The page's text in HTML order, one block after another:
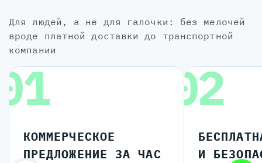
для людей, а не для галочки: без мелочей
вроде платной доставки до транспортной
компании
КОММЕРЧЕСКОЕ
ПРЕДЛОЖЕНИЕ ЗА ЧАС
02
И